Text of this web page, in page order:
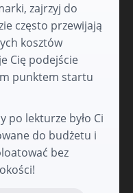
zajrzyj do
często przewijają
kosztów
Cię podejście
punktem startu
po lekturze było Ci
do budżetu i
bez